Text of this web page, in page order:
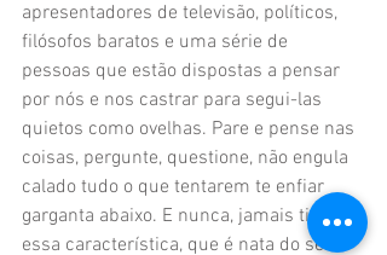
apresentadores de televisão, políticos,
filósofos baratos e uma série de
pessoas que estão dispostas a pensar
por nós e nos castrar para segui-las
quietos como ovelhas. Pare e pense nas
coisas, pergunte, questione, não engula
calado tudo o que tentarem te enfiar
garganta abaixo. E nunca, jamais tire
essa característica, que é nata do ser